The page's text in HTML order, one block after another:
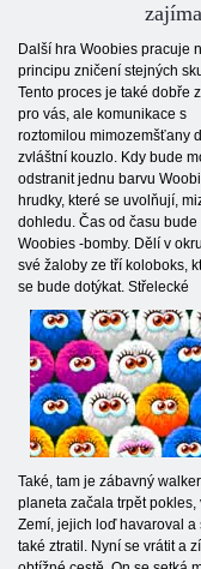
Další hra Woobies pracuje
principu zničení stejných
Tento proces je také dobře
pro vás, ale komunikace s
roztomilou mimozemšťany
zvláštní kouzlo. Kdy bude
odstranit jednu barvu
hrudky, které se uvolňují,
dohledu. Čas od času bude
Woobies -bomby. Dělí v
své žaloby ze tří koloboks,
se bude dotýkat. Střelecké
Také, tam je zábavný
planeta začala trpět
Zemí, jejich loď havaroval
také ztratil. Nyní se vrátit a